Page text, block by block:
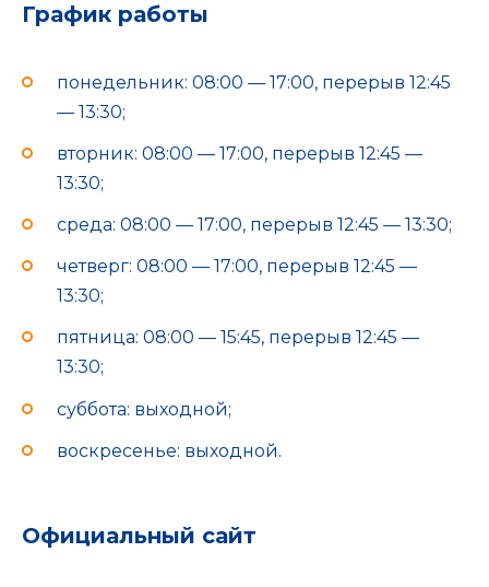
График работы
понедельник: 08:00 — 17:00, перерыв 12:45
— 13:30;
вторник: 08:00 — 17:00, перерыв 12:45 —
13:30;
среда: 08:00 — 17:00, перерыв 12:45 — 13:30;
четверг: 08:00 — 17:00, перерыв 12:45 —
13:30;
пятница: 08:00 — 15:45, перерыв 12:45 —
13:30;
суббота: выходной;
воскресенье: выходной.
Официальный сайт